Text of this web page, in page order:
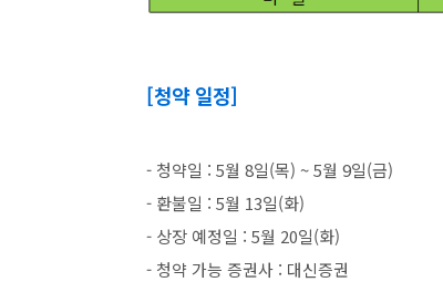
[청약 일정]
- 청약일 : 5월 8일(목) ~ 5월 9일(금)
- 환불일 : 5월 13일(화)
- 상장 예정일 : 5월 20일(화)
- 청약 가능 증권사 : 대신증권